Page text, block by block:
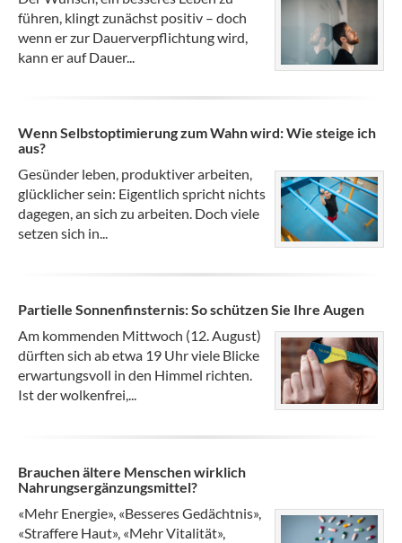
führen, klingt zunächst positiv – doch
wenn er zur Dauerverpflichtung wird,
kann er auf Dauer...
Wenn Selbstoptimierung zum Wahn wird: Wie steige ich
aus?
Gesünder leben, produktiver arbeiten,
glücklicher sein: Eigentlich spricht nichts
dagegen, an sich zu arbeiten. Doch viele
setzen sich in...
Partielle Sonnenfinsternis: So schützen Sie Ihre Augen
Am kommenden Mittwoch (12. August)
dürften sich ab etwa 19 Uhr viele Blicke
erwartungsvoll in den Himmel richten.
Ist der wolkenfrei,...
Brauchen ältere Menschen wirklich
Nahrungsergänzungsmittel?
«Mehr Energie», «Besseres Gedächtnis»,
«Straffere Haut», «Mehr Vitalität»,